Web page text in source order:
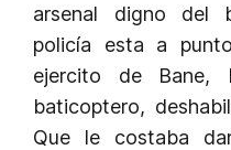
arsenal digno del
policía esta a
ejercito de Bane,
baticoptero,
Que le costaba